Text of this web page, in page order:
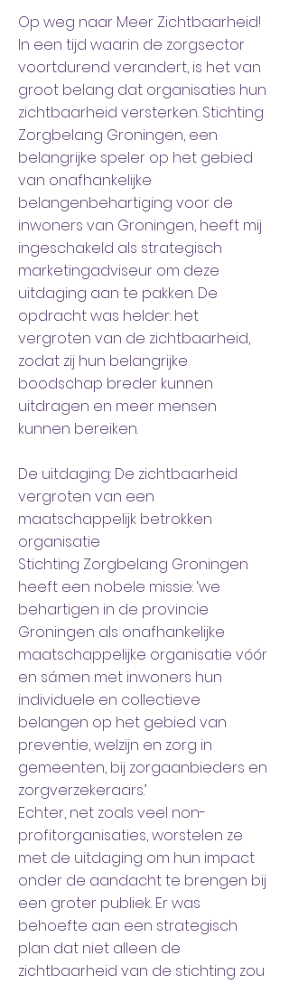
Op weg naar Meer Zichtbaarheid!
In een tijd waarin de zorgsector
voortdurend verandert, is het van
groot belang dat organisaties hun
zichtbaarheid versterken. Stichting
Zorgbelang Groningen, een
belangrijke speler op het gebied
van onafhankelijke
belangenbehartiging voor de
inwoners van Groningen, heeft mij
ingeschakeld als strategisch
marketingadviseur om deze
uitdaging aan te pakken. De
opdracht was helder: het
vergroten van de zichtbaarheid,
zodat zij hun belangrijke
boodschap breder kunnen
uitdragen en meer mensen
kunnen bereiken.
De uitdaging: De zichtbaarheid
vergroten van een
maatschappelijk betrokken
organisatie
Stichting Zorgbelang Groningen
heeft een nobele missie: ‘we
behartigen in de provincie
Groningen als onafhankelijke
maatschappelijke organisatie vóór
en sámen met inwoners hun
individuele en collectieve
belangen op het gebied van
preventie, welzijn en zorg in
gemeenten, bij zorgaanbieders en
zorgverzekeraars.’
Echter, net zoals veel non-
profitorganisaties, worstelen ze
met de uitdaging om hun impact
onder de aandacht te brengen bij
een groter publiek. Er was
behoefte aan een strategisch
plan dat niet alleen de
zichtbaarheid van de stichting zou